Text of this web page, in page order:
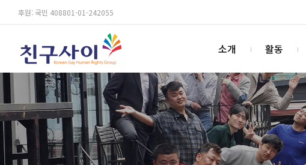
후원: 국민 408801-01-242055
소개 활동